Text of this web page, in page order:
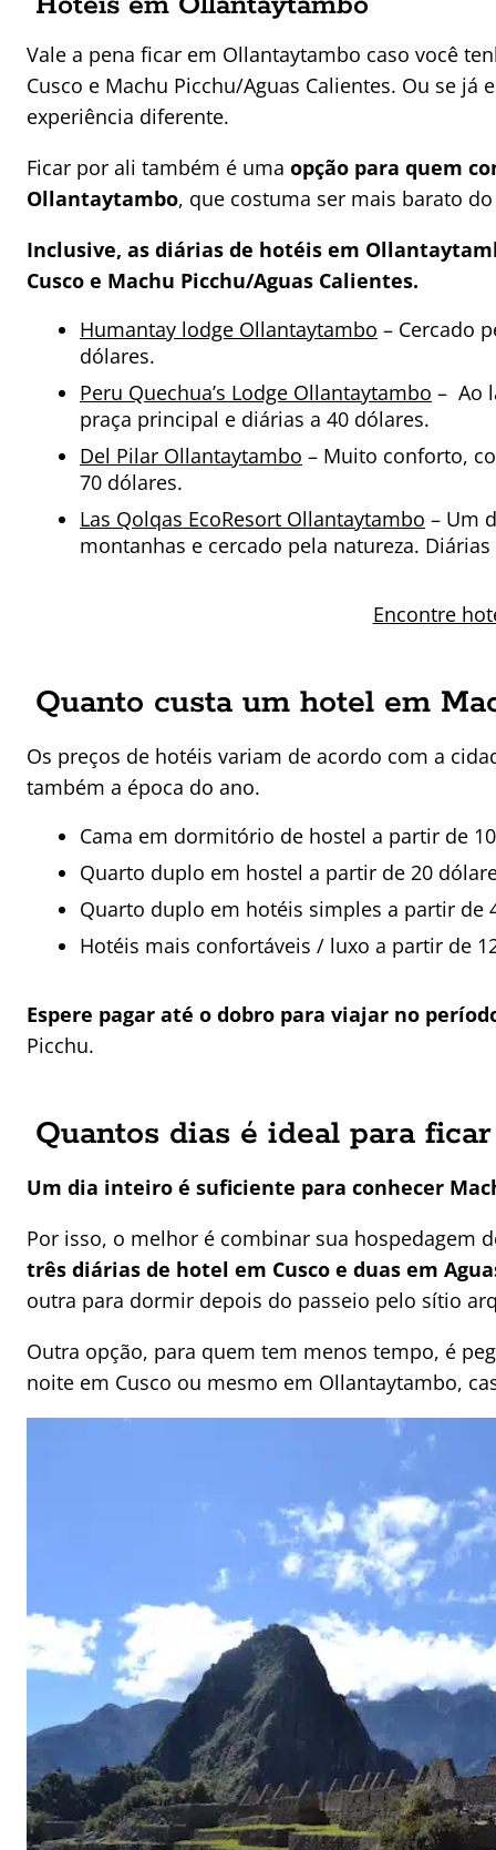
Vale a pena ficar em Ollantaytambo caso você
Cusco e Machu Picchu/Aguas Calientes. Ou se
experiência diferente.
Ficar por ali também é uma opção para quem
Ollantaytambo, que costuma ser mais barato
Inclusive, as diárias de hotéis em
Cusco e Machu Picchu/Aguas Calientes.
Humantay lodge Ollantaytambo – Cercado
dólares.
Peru Quechua’s Lodge Ollantaytambo – Ao
praça principal e diárias a 40 dólares.
Del Pilar Ollantaytambo – Muito conforto,
70 dólares.
Las Qolqas EcoResort Ollantaytambo – Um
montanhas e cercado pela natureza.
Encontre
Quanto custa um hotel em
Os preços de hotéis variam de acordo com a
também a época do ano.
Cama em dormitório de hostel a partir de
Quarto duplo em hostel a partir de 20
Quarto duplo em hotéis simples a partir de
Hotéis mais confortáveis / luxo a partir de
Espere pagar até o dobro para viajar no
Picchu.
Quantos dias é ideal para
Um dia inteiro é suficiente para conhecer
Por isso, o melhor é combinar sua hospedagem
três diárias de hotel em Cusco e duas em
outra para dormir depois do passeio pelo sítio
Outra opção, para quem tem menos tempo, é
noite em Cusco ou mesmo em Ollantaytambo,